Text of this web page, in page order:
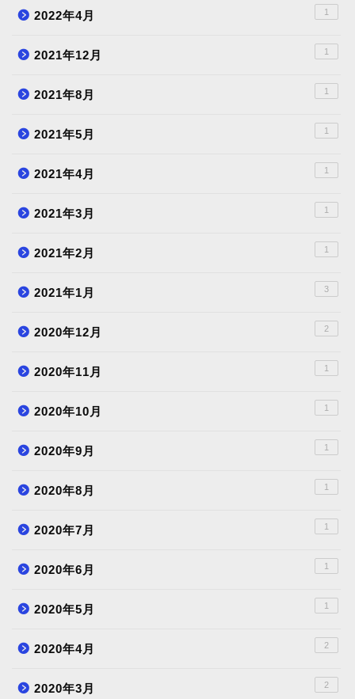
2022年4月 1
2021年12月 1
2021年8月 1
2021年5月 1
2021年4月 1
2021年3月 1
2021年2月 1
2021年1月 3
2020年12月 2
2020年11月 1
2020年10月 1
2020年9月 1
2020年8月 1
2020年7月 1
2020年6月 1
2020年5月 1
2020年4月 2
2020年3月 2